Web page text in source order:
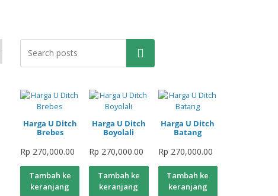
Pencarian
Harga U Ditch
Brebes
Rp 270,000.00
Tambah ke
keranjang
Harga U Ditch
Boyolali
Rp 270,000.00
Tambah ke
keranjang
Harga U Ditch
Batang
Rp 270,000.00
Tambah ke
keranjang